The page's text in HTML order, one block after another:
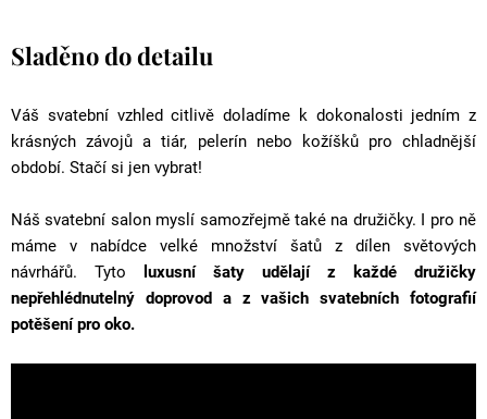
Sladěno do detailu
Váš svatební vzhled citlivě doladíme k dokonalosti jedním z
krásných závojů a tiár, pelerín nebo kožíšků pro chladnější
období. Stačí si jen vybrat!
Náš svatební salon myslí samozřejmě také na družičky. I pro ně
máme v nabídce velké množství šatů z dílen světových
návrhářů. Tyto
luxusní šaty udělají z každé družičky
nepřehlédnutelný doprovod a z vašich svatebních fotografií
potěšení pro oko.